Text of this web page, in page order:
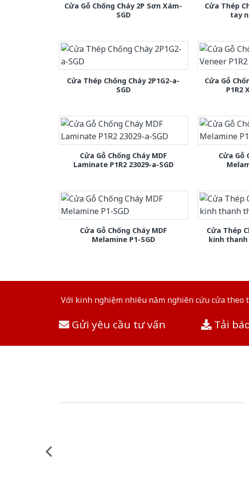
Cửa Gỗ Chống Cháy 2P Sơn Xám-
SGD
Cửa Thép
tay
Cửa Thép Chống Cháy 2P1G2-a-
SGD
Cửa Gỗ
P1R2
Cửa Gỗ Chống Cháy MDF
Laminate P1R2 23029-a-SGD
Cửa Gỗ
Cửa Gỗ Chống Cháy MDF
Melamine P1-SGD
Cửa Thép
kinh
Với kinh nghiệm nhiêu năm nghiên cứu cửa theo
Gửi yêu cầu tư vấn Tải